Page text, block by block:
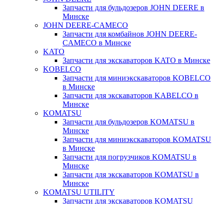
Запчасти для бульдозеров JOHN DEERE в
Минске
JOHN DEERE-CAMECO
Запчасти для комбайнов JOHN DEERE-
CAMECO в Минске
KATO
Запчасти для экскаваторов KATO в Минске
KOBELCO
Запчасти для миниэкскаваторов KOBELCO
в Минске
Запчасти для экскаваторов KABELCO в
Минске
KOMATSU
Запчасти для бульдозеров KOMATSU в
Минске
Запчасти для миниэкскаваторов KOMATSU
в Минске
Запчасти для погрузчиков KOMATSU в
Минске
Запчасти для экскаваторов KOMATSU в
Минске
KOMATSU UTILITY
Запчасти для экскаваторов KOMATSU